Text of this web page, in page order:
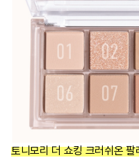
토니모리 더 쇼킹 크러쉬온 팔